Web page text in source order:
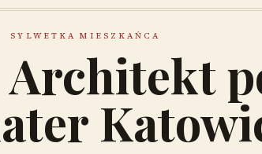
SYLWETKA MIESZKAŃCA